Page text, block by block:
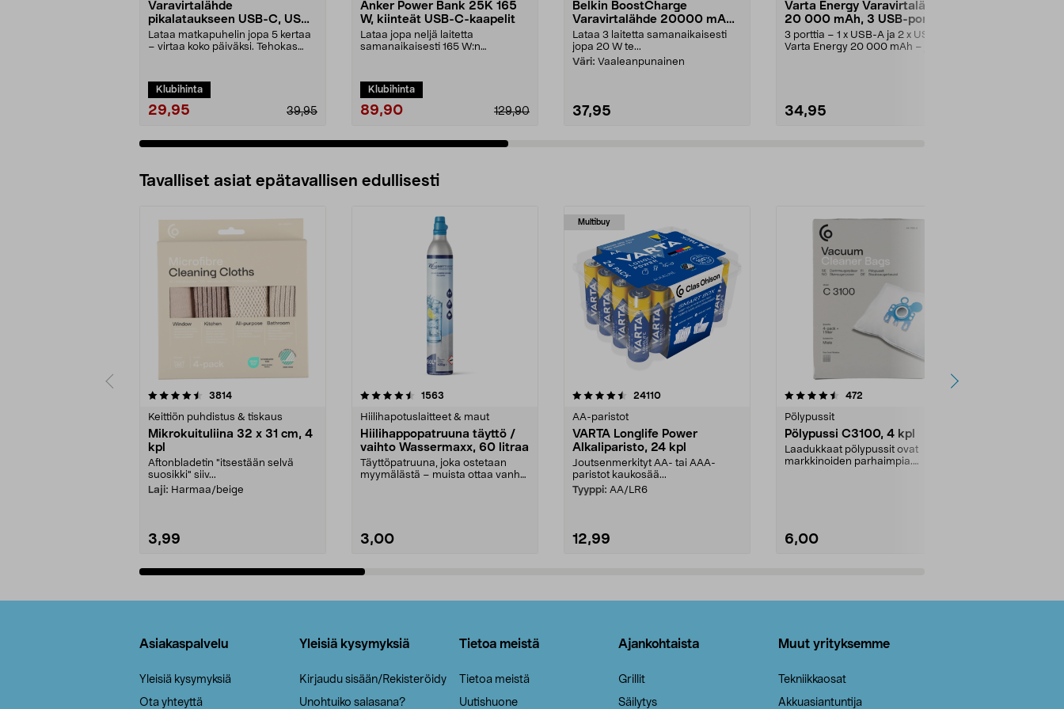
Varavirtalähde
pikalataukseen USB-C, USB-
A, 20 000 mAh
Lataa matkapuhelin jopa 5 kertaa
– virtaa koko päiväksi. Tehokas
Klubihinta
29,95 39,95
Anker Power Bank 25K 165
W, kiinteät USB-C-kaapelit
Lataa jopa neljä laitetta
samanaikaisesti 165 W:n
Klubihinta
89,90 129,90
Belkin BoostCharge
Varavirtalähde 20000 mAh
näyttö
Lataa 3 laitetta samanaikaisesti
jopa 20 W te...
Väri: Vaaleanpunainen
37,95
Varta Energy Varavirtalähde
20 000 mAh, 3 USB-porttia
3 porttia – 1 x USB-A ja 2 x USB-C.
Varta Energy 20 000 mAh – jopa
34,95
Tavalliset asiat epätavallisen edullisesti
3814arvostelut
Keittiön puhdistus & tiskaus
Mikrokuituliina 32 x 31 cm, 4
kpl
Aftonbladetin "itsestään selvä
suosikki" siiv...
Laji: Harmaa/beige
3,99
4.5viidestä
1563
Hiilihapotuslaitteet & maut
Hiilihappopatruuna täyttö /
vaihto Wassermaxx, 60 litraa
Täyttöpatruuna, joka ostetaan
myymälästä – muista ottaa vanha
3,00
Multibuy
4.5viidestä
24110arvostelut
AA-paristot
VARTA Longlife Power
Alkaliparisto, 24 kpl
Joutsenmerkityt AA- tai AAA-
paristot kaukosää...
Tyyppi: AA/LR6
12,99
4.5viidestä
472
Pölypussit
Pölypussi C3100, 4 kpl
Laadukkaat pölypussit ovat
markkinoiden parhaimpia.
6,00
4.5viidestä
Asiakaspalvelu
Yleisiä kysymyksiä
Ota yhteyttä
Yleisiä kysymyksiä
Kirjaudu sisään/Rekisteröidy
Unohtuiko salasana?
Tietoa meistä
Tietoa meistä
Uutishuone
Ajankohtaista
Grillit
Säilytys
Muut yrityksemme
Tekniikkaosat
Akkuasiantuntija